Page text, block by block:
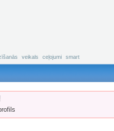
veikals ceļojumi smart